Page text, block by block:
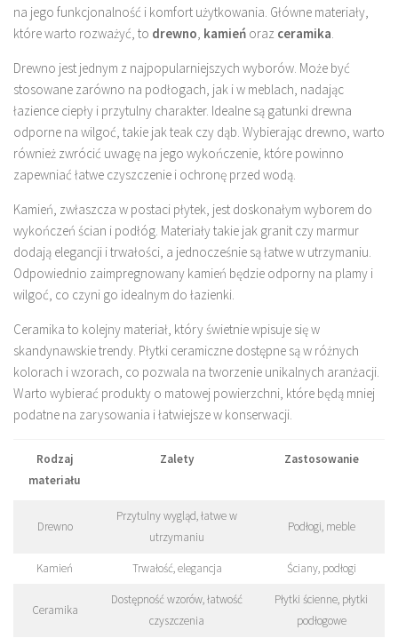
na jego funkcjonalność i komfort użytkowania. Główne materiały,
które warto rozważyć, to drewno kamień oraz ceramika
Drewno jest jednym z najpopularniejszych wyborów. Może być
stosowane zarówno na podłogach, jak i w meblach, nadając
łazience ciepły i przytulny charakter. Idealne są gatunki drewna
odporne na wilgoć, takie jak teak czy dąb. Wybierając drewno, warto
również zwrócić uwagę na jego wykończenie, które powinno
zapewniać łatwe czyszczenie i ochronę przed wodą.
Kamień, zwłaszcza w postaci płytek, jest doskonałym wyborem do
wykończeń ścian i podłóg. Materiały takie jak granit czy marmur
dodają elegancji i trwałości, a jednocześnie są łatwe w utrzymaniu.
Odpowiednio zaimpregnowany kamień będzie odporny na plamy i
wilgoć, co czyni go idealnym do łazienki.
Ceramika to kolejny materiał, który świetnie wpisuje się w
skandynawskie trendy. Płytki ceramiczne dostępne są w różnych
kolorach i wzorach, co pozwala na tworzenie unikalnych aranżacji.
Warto wybierać produkty o matowej powierzchni, które będą mniej
podatne na zarysowania i łatwiejsze w konserwacji.
Rodzaj
materiału
Zalety Zastosowanie
Drewno
Przytulny wygląd, łatwe w
utrzymaniu
Podłogi, meble
Kamień Trwałość, elegancja Ściany, podłogi
Ceramika
Dostępność wzorów, łatwość
czyszczenia
Płytki ścienne, płytki
podłogowe